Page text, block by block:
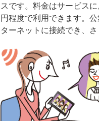
スです。料金はサービス
円程度で利用できます。
ターネットに接続でき、